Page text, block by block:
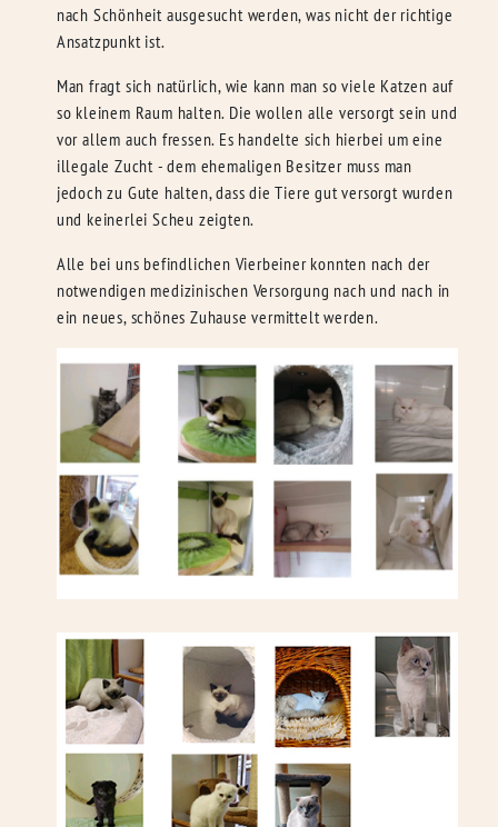
nach Schönheit ausgesucht werden, was nicht der richtige
Ansatzpunkt ist.
Man fragt sich natürlich, wie kann man so viele Katzen auf
so kleinem Raum halten. Die wollen alle versorgt sein und
vor allem auch fressen. Es handelte sich hierbei um eine
illegale Zucht - dem ehemaligen Besitzer muss man
jedoch zu Gute halten, dass die Tiere gut versorgt wurden
und keinerlei Scheu zeigten.
Alle bei uns befindlichen Vierbeiner konnten nach der
notwendigen medizinischen Versorgung nach und nach in
ein neues, schönes Zuhause vermittelt werden.